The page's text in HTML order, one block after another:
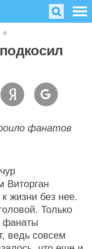
фанатов
Виторган
жизни без нее.
Только
фанаты
ведь совсем